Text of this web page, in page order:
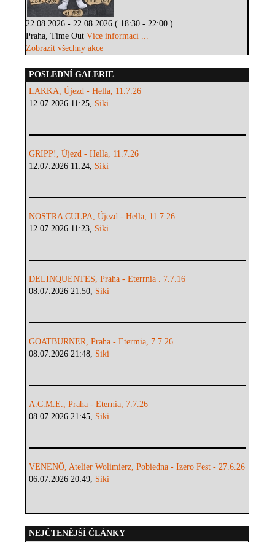
22.08.2026 - 22.08.2026 ( 18:30 - 22:00 )
Praha, Time OutVíce informací ...
Zobrazit všechny akce
POSLEDNÍ GALERIE
LAKKA, Újezd - Hella, 11.7.26
12.07.2026 11:25, Siki
GRIPP!, Újezd - Hella, 11.7.26
12.07.2026 11:24, Siki
NOSTRA CULPA, Újezd - Hella, 11.7.26
12.07.2026 11:23, Siki
DELINQUENTES, Praha - Eterrnia . 7.7.16
08.07.2026 21:50, Siki
GOATBURNER, Praha - Etermia, 7.7.26
08.07.2026 21:48, Siki
A.C.M.E., Praha - Eternia, 7.7.26
08.07.2026 21:45, Siki
VENENÖ, Atelier Wolimierz, Pobiedna - Izero Fest - 27.6.26
06.07.2026 20:49, Siki
NEJČTENĚJŠÍ ČLÁNKY